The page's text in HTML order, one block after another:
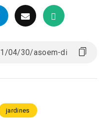
jardines